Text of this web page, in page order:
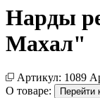
Нарды
Махал"
Артикул: 1089
О товаре:
Перейти